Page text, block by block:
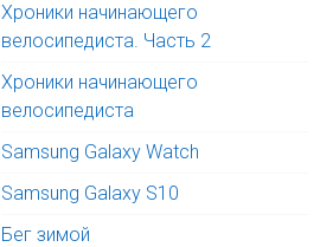
Хроники начинающего
велосипедиста. Часть 2
Хроники начинающего
велосипедиста
Samsung Galaxy Watch
Samsung Galaxy S10
Бег зимой